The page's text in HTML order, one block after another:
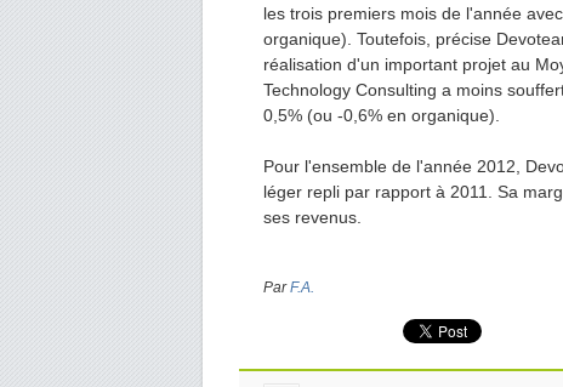
les trois premiers mois de l'année
organique). Toutefois, précise
réalisation d'un important projet au
Technology Consulting a moins
0,5% (ou -0,6% en organique).
Pour l'ensemble de l'année 2012,
léger repli par rapport à 2011. Sa
ses revenus.
ParF.A.